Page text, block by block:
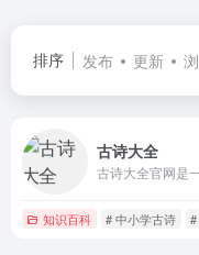
排序 发布 更新
古诗大全
知识百科 # 中小学古诗